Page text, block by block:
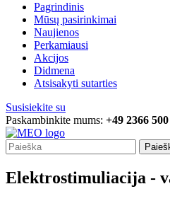
Pagrindinis
Mūsų pasirinkimai
Naujienos
Perkamiausi
Akcijos
Didmena
Atsisakyti sutarties
Susisiekite su
Paskambinkite mums: +49 2366
Elektrostimuliacija -